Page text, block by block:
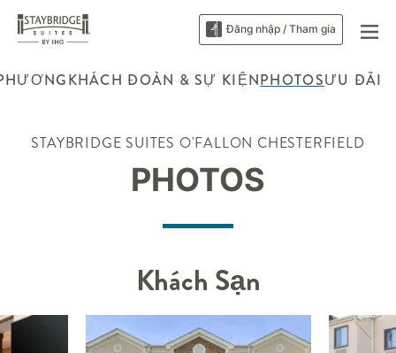
Đăng nhập / Tham gia
KHÁCH ĐOÀN & SỰ KIỆNPHOTOSƯU ĐÃI
STAYBRIDGE SUITES O'FALLON CHESTERFIELD
PHOTOS
Khách Sạn